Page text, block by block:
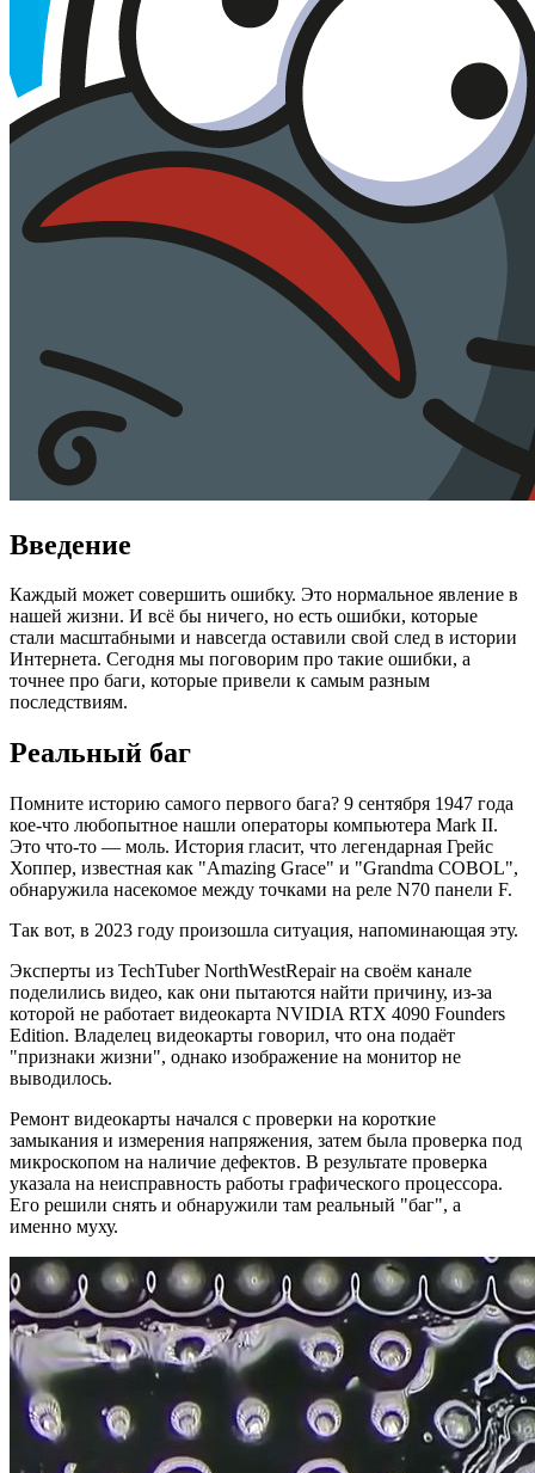
Введение
Каждый может совершить ошибку. Это нормальное явление в
нашей жизни. И всё бы ничего, но есть ошибки, которые
стали масштабными и навсегда оставили свой след в истории
Интернета. Сегодня мы поговорим про такие ошибки, а
точнее про баги, которые привели к самым разным
последствиям.
Реальный баг
Помните историю самого первого бага? 9 сентября 1947 года
кое-что любопытное нашли операторы компьютера Mark II.
Это что-то — моль. История гласит, что легендарная Грейс
Хоппер, известная как "Amazing Grace" и "Grandma COBOL",
обнаружила насекомое между точками на реле N70 панели F.
Так вот, в 2023 году произошла ситуация, напоминающая эту.
Эксперты из TechTuber NorthWestRepair на своём канале
поделились видео, как они пытаются найти причину, из-за
которой не работает видеокарта NVIDIA RTX 4090 Founders
Edition. Владелец видеокарты говорил, что она подаёт
"признаки жизни", однако изображение на монитор не
выводилось.
Ремонт видеокарты начался с проверки на короткие
замыкания и измерения напряжения, затем была проверка под
микроскопом на наличие дефектов. В результате проверка
указала на неисправность работы графического процессора.
Его решили снять и обнаружили там реальный "баг", а
именно муху.